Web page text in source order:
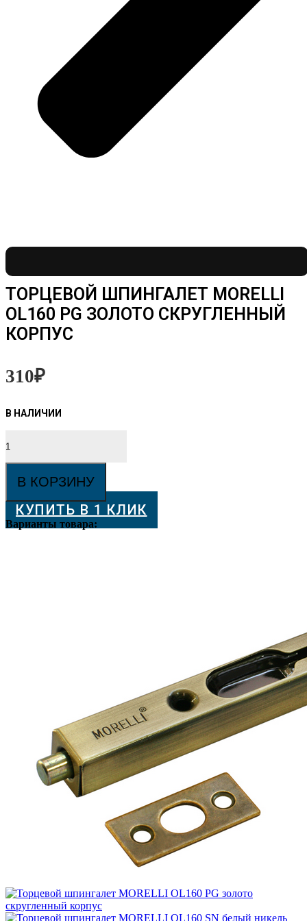
ТОРЦЕВОЙ ШПИНГАЛЕТ MORELLI
OL160 PG ЗОЛОТО СКРУГЛЕННЫЙ
КОРПУС
310₽
товара
Торцевой
MORELLI
OL160
PG
золото
В КОРЗИНУ
КУПИТЬ В 1 КЛИК
Варианты товара: